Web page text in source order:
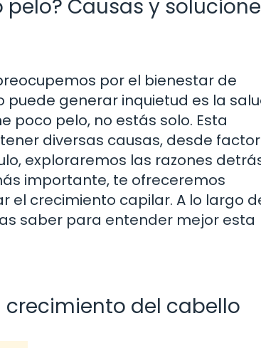
Causas y
por el bienestar de
puede generar inquietud es la
poco pelo, no estás solo. Esta
diversas causas, desde
exploraremos las razones
importante, te ofreceremos
el crecimiento capilar. A lo largo
saber para entender mejor esta
crecimiento del cabello